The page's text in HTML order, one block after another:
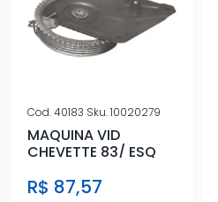
Cod.40183 Sku.10020279
MAQUINA VID
CHEVETTE 83/ ESQ
R$ 87,57